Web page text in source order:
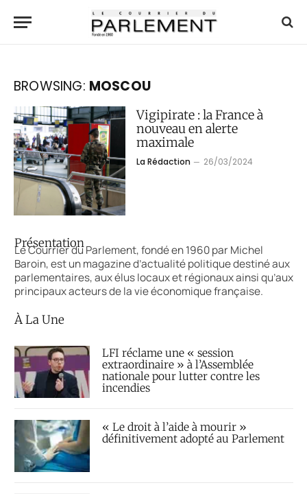
BROWSING: MOSCOU
Vigipirate : la France à
nouveau en alerte
maximale
La Rédaction 26/03/2024
Présentation
Le Courrier du Parlement, fondé en 1960 par Michel
Baroin, est un magazine d’actualité politique destiné aux
parlementaires, aux élus locaux et régionaux ainsi qu’aux
principaux acteurs de la vie économique française.
À La Une
LFI réclame une « session
extraordinaire » à l’Assemblée
nationale pour lutter contre les
incendies
« Le droit à l’aide à mourir »
définitivement adopté au Parlement